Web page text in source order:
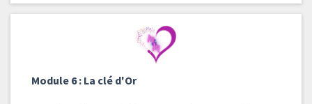
Module 6 : La clé d'Or